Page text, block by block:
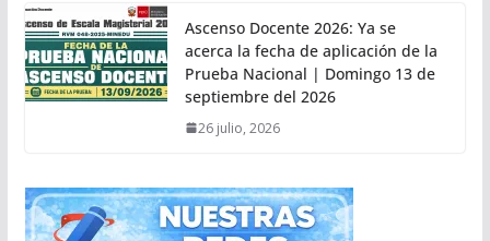
Ascenso Docente 2026: Ya se
acerca la fecha de aplicación de la
Prueba Nacional | Domingo 13 de
septiembre del 2026
26 julio, 2026